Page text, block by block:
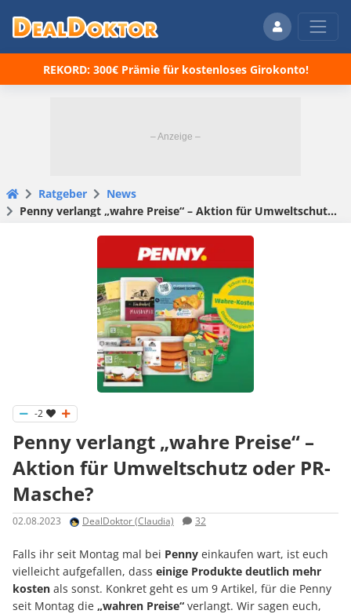
REKORD: 300€ Prämie für kostenloses Girokonto!
Ratgeber
News
Penny verlangt „wahre Preise“ – Aktion für Umweltschutz oder PR-Masche?
-2
Penny verlangt „wahre Preise“ –
Aktion für Umweltschutz oder PR-
Masche?
02.08.2023 DealDoktor (Claudia) 32
Falls ihr seit Montag mal bei Penny einkaufen wart, ist euch
vielleicht aufgefallen, dass einige Produkte deutlich mehr
kosten als sonst. Konkret geht es um 9 Artikel, für die Penny
seit Montag die „wahren Preise“ verlangt. Wir sagen euch,